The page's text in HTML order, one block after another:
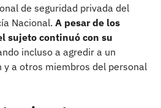
de seguridad privada del
Nacional. A pesar de los
sujeto continuó con su
incluso a agredir a un
a otros miembros del personal